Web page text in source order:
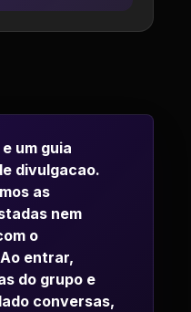
um guia
divulgacao.
as
nem
o
entrar,
do grupo e
conversas,